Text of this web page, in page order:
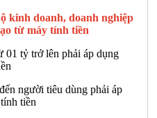
kinh doanh, doanh nghiệp
từ máy tính tiền
01 tỷ trở lên phải áp dụng
người tiêu dùng phải áp
tiền